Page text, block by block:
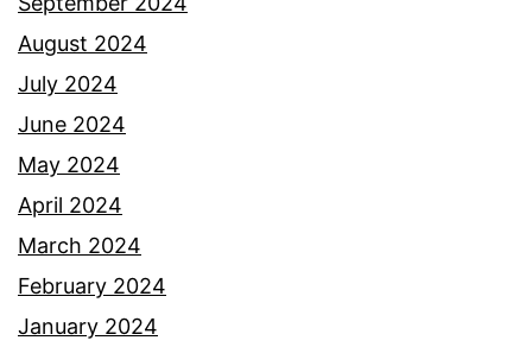
August 2024
July 2024
June 2024
May 2024
April 2024
March 2024
February 2024
January 2024